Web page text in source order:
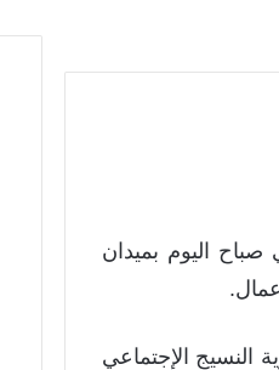
اليوم بميدان
النسيج الإجتماعي